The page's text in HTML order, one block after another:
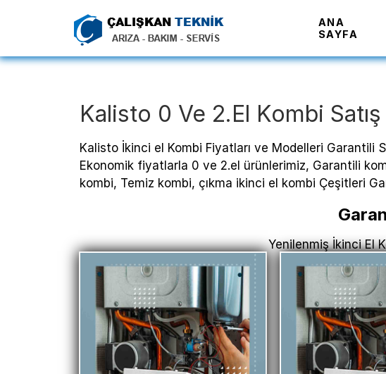
ANA
SAYFA
Kalisto 0 Ve 2.el Kombi
Kalisto İkinci el Kombi Fiyatları ve Modelleri Garantili
Ekonomik fiyatlarla 0 ve 2.el ürünlerimiz, Garantili
kombi, Temiz kombi, çıkma ikinci el kombi Çeşitleri
Yenilenmiş İkinci El